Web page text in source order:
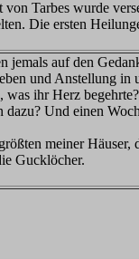
Tarbes wurde
Die ersten
jemals auf den
und Anstellung in
was ihr Herz
dazu? Und einen
meiner Häuser,
Gucklöcher.